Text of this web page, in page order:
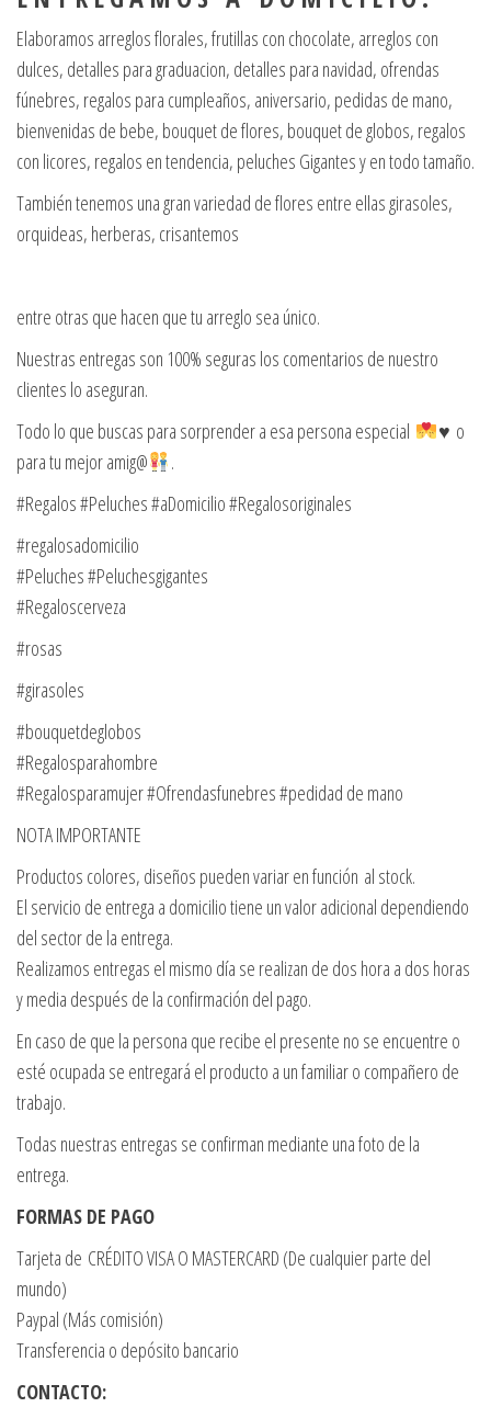
Elaboramos arreglos florales, frutillas con chocolate, arreglos con
dulces, detalles para graduacion, detalles para navidad, ofrendas
fúnebres, regalos para cumpleaños, aniversario, pedidas de mano,
bienvenidas de bebe, bouquet de flores, bouquet de globos, regalos
con licores, regalos en tendencia, peluches Gigantes y en todo tamaño.
También tenemos una gran variedad de flores entre ellas girasoles,
orquideas, herberas, crisantemos
entre otras que hacen que tu arreglo sea único.
Nuestras entregas son 100% seguras los comentarios de nuestro
clientes lo aseguran.
Todo lo que buscas para sorprender a esa persona especial
♥️ o
para tu mejor amig@
.
#Regalos #Peluches #aDomicilio #Regalosoriginales
#regalosadomicilio
#Peluches #Peluchesgigantes
#Regaloscerveza
#rosas
#girasoles
#bouquetdeglobos
#Regalosparahombre
#Regalosparamujer #Ofrendasfunebres #pedidad de mano
NOTA IMPORTANTE
Productos colores, diseños pueden variar en función al stock.
El servicio de entrega a domicilio tiene un valor adicional dependiendo
del sector de la entrega.
Realizamos entregas el mismo día se realizan de dos hora a dos horas
y media después de la confirmación del pago.
En caso de que la persona que recibe el presente no se encuentre o
esté ocupada se entregará el producto a un familiar o compañero de
trabajo.
Todas nuestras entregas se confirman mediante una foto de la
entrega.
FORMAS DE PAGO
Tarjeta de CRÉDITO VISA O MASTERCARD (De cualquier parte del
mundo)
Paypal (Más comisión)
Transferencia o depósito bancario
CONTACTO: